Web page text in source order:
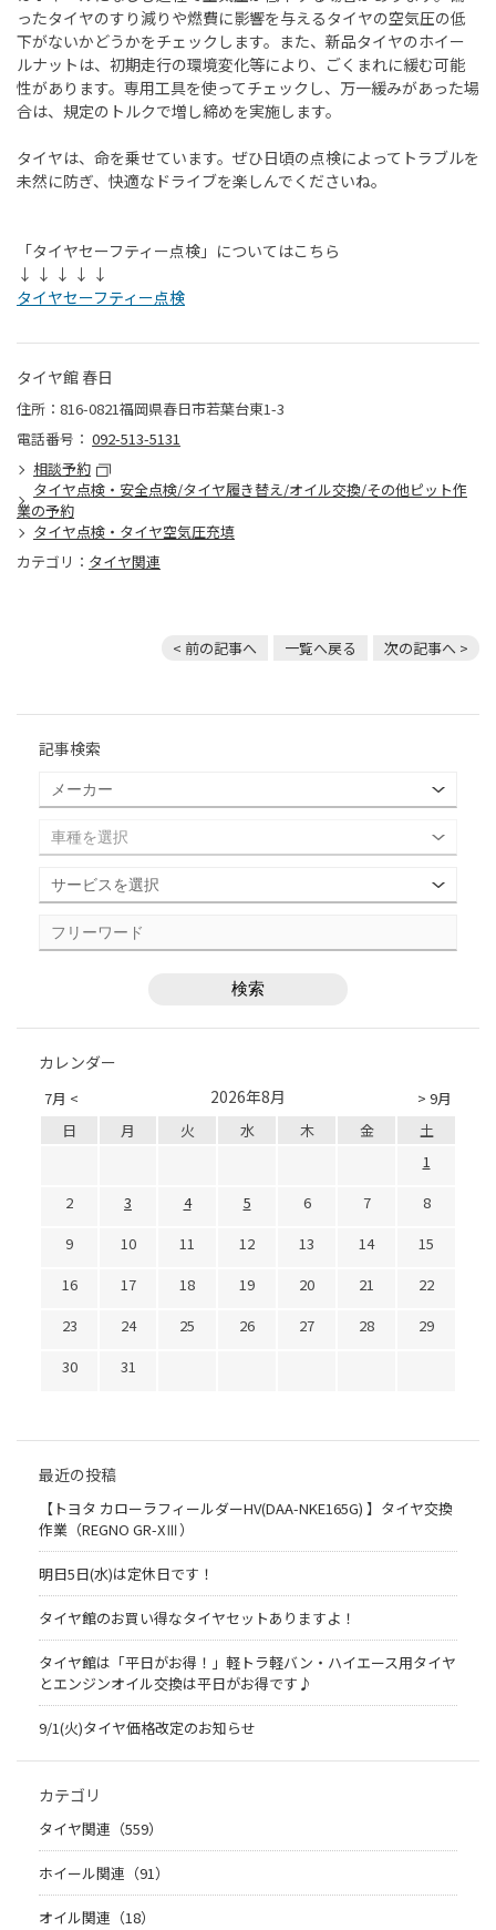
ったタイヤのすり減りや燃費に影響を与えるタイヤの空気圧の低
下がないかどうかをチェックします。また、新品タイヤのホイー
ルナットは、初期走行の環境変化等により、ごくまれに緩む可能
性があります。専用工具を使ってチェックし、万一緩みがあった場
合は、規定のトルクで増し締めを実施します。
タイヤは、命を乗せています。ぜひ日頃の点検によってトラブルを
未然に防ぎ、快適なドライブを楽しんでくださいね。
「タイヤセーフティー点検」についてはこちら
↓ ↓ ↓ ↓ ↓
タイヤセーフティー点検
タイヤ館 春日
住所：816-0821福岡県春日市若葉台東1-3
電話番号： 092-513-5131
相談予約
タイヤ点検・安全点検/タイヤ履き替え/オイル交換/その他ピット作
業の予約
タイヤ点検・タイヤ空気圧充填
カテゴリ： タイヤ関連
< 前の記事へ 一覧へ戻る 次の記事へ >
記事検索
カレンダー
7月 < > 9月
2026年8月
日 月 火 水 木 金
土
1
2
3 4 5 6 7
8
9
10 11 12 13 14
15
16
17 18 19 20 21
22
23
24 25 26 27 28
29
30
31
最近の投稿
【トヨタ カローラフィールダーHV(DAA-NKE165G) 】タイヤ交換
作業（REGNO GR-XⅢ）
明日5日(水)は定休日です！
タイヤ館のお買い得なタイヤセットありますよ！
タイヤ館は「平日がお得！」軽トラ軽バン・ハイエース用タイヤ
とエンジンオイル交換は平日がお得です♪
9/1(火)タイヤ価格改定のお知らせ
カテゴリ
タイヤ関連（559）
ホイール関連（91）
オイル関連（18）